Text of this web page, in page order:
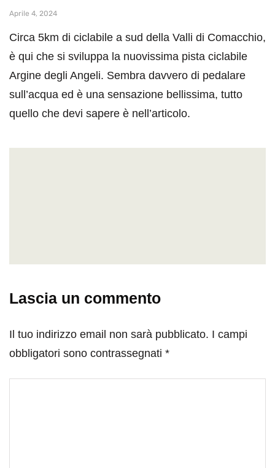
Aprile 4, 2024
Circa 5km di ciclabile a sud della Valli di Comacchio,
è qui che si sviluppa la nuovissima pista ciclabile
Argine degli Angeli. Sembra davvero di pedalare
sull’acqua ed è una sensazione bellissima, tutto
quello che devi sapere è nell’articolo.
Lascia un commento
Il tuo indirizzo email non sarà pubblicato. I campi
obbligatori sono contrassegnati *